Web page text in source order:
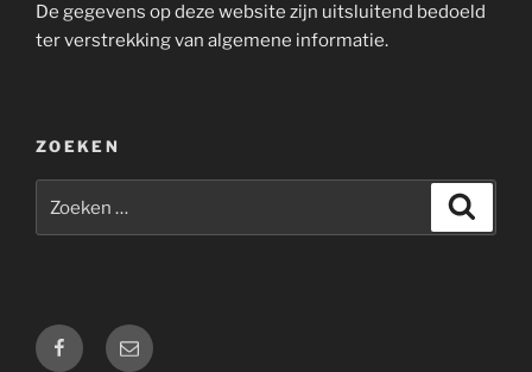
De gegevens op deze website zijn uitsluitend bedoeld
ter verstrekking van algemene informatie.
ZOEKEN
Facebook
E-